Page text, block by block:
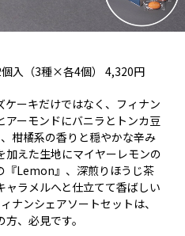
入（3種×各4個） 4,320円
ケーキだけではなく、フィナン
アーモンドにバニラとトンカ豆
柑橘系の香りと穏やかな辛み
加えた生地にマイヤーレモンの
『Lemon』、深煎りほうじ茶
ラメルへと仕立てて香ばしい
ナンシェアソートセットは、
、必見です。